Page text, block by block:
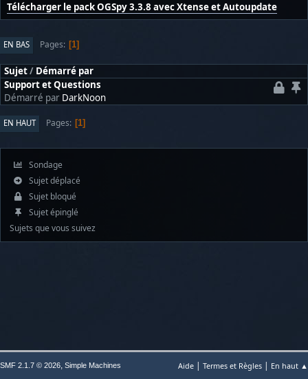
Télécharger le pack OGSpy 3.3.8 avec Xtense et Autoupdate
EN BAS Pages 1
Sujet/ Démarré par
Support et Questions
Démarré par DarkNoon
EN HAUT Pages 1
Sondage
Sujet déplacé
Sujet bloqué
Sujet épinglé
Sujets que vous suivez
Aide | Termes et Règles | En haut ▲
SMF 2.1.7 © 2026, Simple Machines